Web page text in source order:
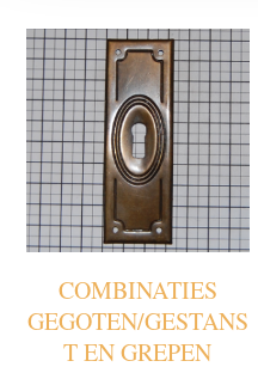
COMBINATIES
GEGOTEN/GESTANS
T EN GREPEN